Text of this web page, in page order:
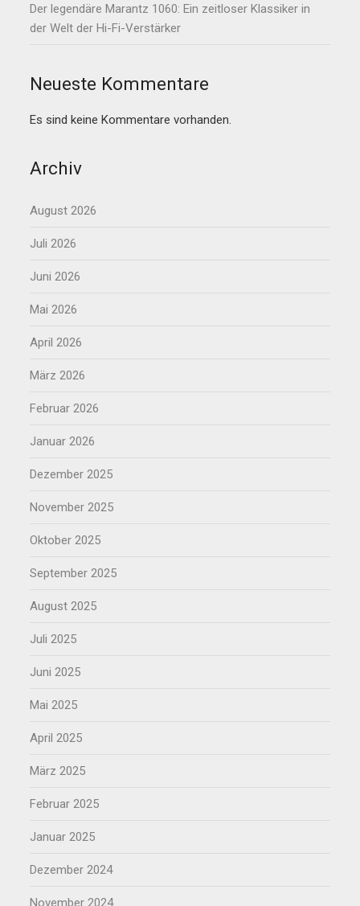
Der legendäre Marantz 1060: Ein zeitloser Klassiker in
der Welt der Hi-Fi-Verstärker
Neueste Kommentare
Es sind keine Kommentare vorhanden.
Archiv
August 2026
Juli 2026
Juni 2026
Mai 2026
April 2026
März 2026
Februar 2026
Januar 2026
Dezember 2025
November 2025
Oktober 2025
September 2025
August 2025
Juli 2025
Juni 2025
Mai 2025
April 2025
März 2025
Februar 2025
Januar 2025
Dezember 2024
November 2024